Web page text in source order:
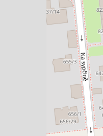
EUR za m²/měsíc
2059/80b, Praha 4 - Krč
• Plocha 265 m²